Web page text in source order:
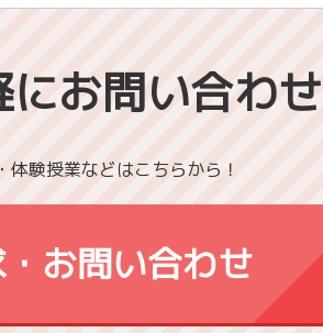
にお問い合わ
体験授業などはこちらから！
お問い合わせ